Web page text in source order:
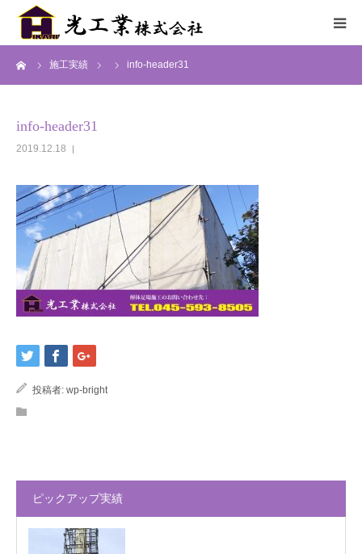
施工実績 info-header31
info-header31
2019.12.18
投稿者: wp-bright
ピックアップ実績
HOME
施工実績
採用情報
会社概要